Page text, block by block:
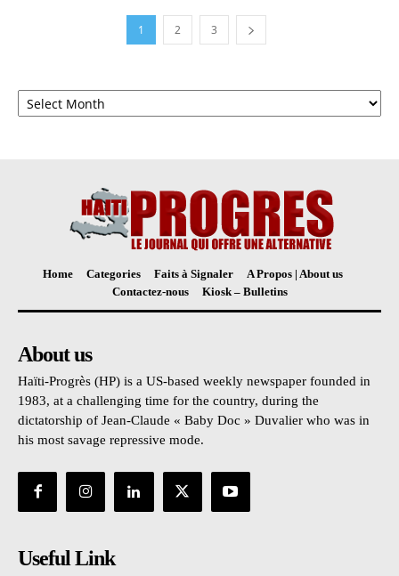
1 2 3
Archives
Home Categories Faits à Signaler
A Propos | About us
Contactez-nous
Kiosk – Bulletins
About us
Haïti-Progrès (HP) is a US-based weekly newspaper founded in
1983, at a challenging time for the country, during the
dictatorship of Jean-Claude « Baby Doc » Duvalier who was in
his most savage repressive mode.
Useful Link